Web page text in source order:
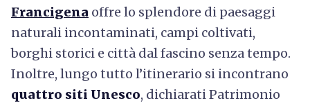
Francigena offre lo splendore di paesaggi
naturali incontaminati, campi coltivati,
borghi storici e città dal fascino senza tempo.
Inoltre, lungo tutto l’itinerario si incontrano
quattro siti Unesco, dichiarati Patrimonio